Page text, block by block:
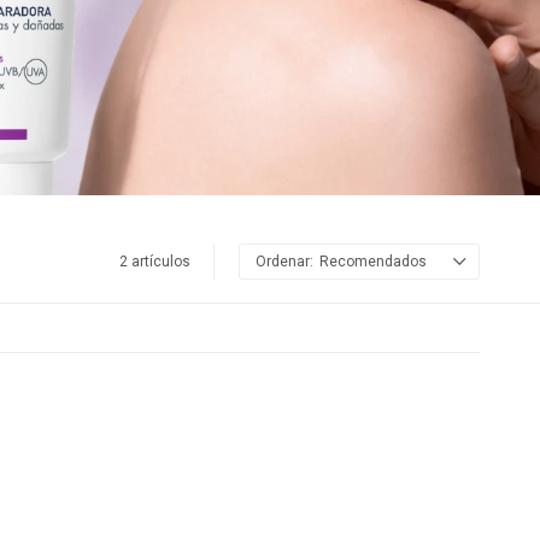
2 artículos Recomendados